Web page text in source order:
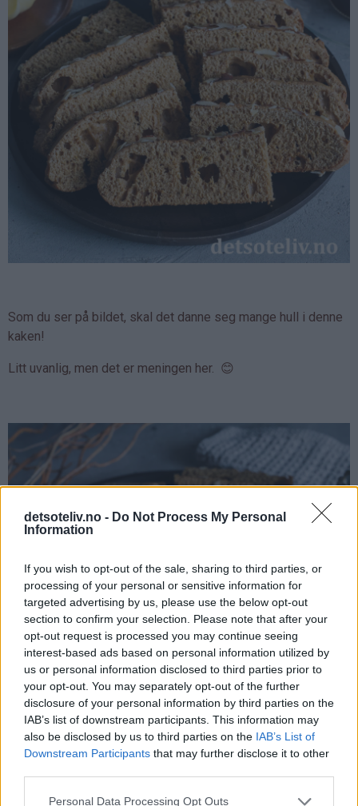
detsoteliv.no - Do Not Process My Personal
Information
If you wish to opt-out of the sale, sharing to third parties, or
processing of your personal or sensitive information for
targeted advertising by us, please use the below opt-out
section to confirm your selection. Please note that after your
opt-out request is processed you may continue seeing
interest-based ads based on personal information utilized by
us or personal information disclosed to third parties prior to
your opt-out. You may separately opt-out of the further
disclosure of your personal information by third parties on the
IAB’s list of downstream participants. This information may
also be disclosed by us to third parties on the IAB’s List of
Downstream Participants that may further disclose it to other
Personal Data Processing Opt Outs
Som du ser på bildet, skal det danne seg mange hull i denne
kaken!
Litt uvanlig, men det er meningen her. 😊